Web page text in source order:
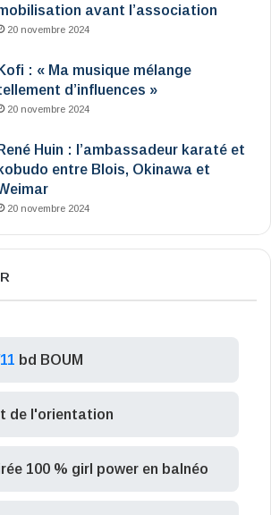
avant l’association
20 novembre 2024
Kofi : « Ma musique mélange
d’influences »
20 novembre 2024
René Huin : l’ambassadeur karaté et
kobudo entre Blois, Okinawa et
20 novembre 2024
bd BOUM
de l'orientation
100 % girl power en balnéo